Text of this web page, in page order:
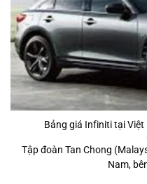
Bảng giá Infiniti tại
Tập đoàn Tan Chong
Nam,